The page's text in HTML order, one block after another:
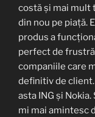
costă și mai mult
din nou pe piață.
produs a
perfect de
companiile care
definitiv de
asta ING și
mi mai amintesc